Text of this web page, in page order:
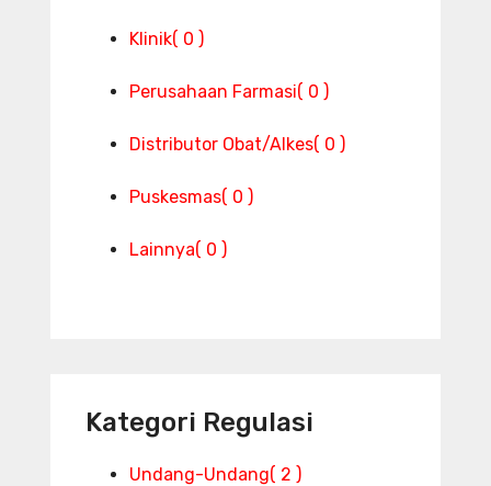
Klinik( 0 )
Perusahaan Farmasi( 0 )
Distributor Obat/Alkes( 0 )
Puskesmas( 0 )
Lainnya( 0 )
Kategori Regulasi
Undang-Undang( 2 )